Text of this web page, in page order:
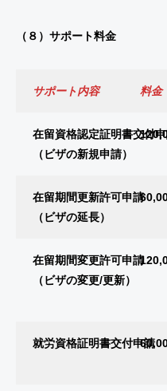
（８）サポート料金
サポート内容 料金
在留資格認定証明書交付
（ビザの新規申請）
在留期間更新許可申請
（ビザの延長）
在留期間変更許可申請
（ビザの変更/更新）
就労資格証明書交付申請